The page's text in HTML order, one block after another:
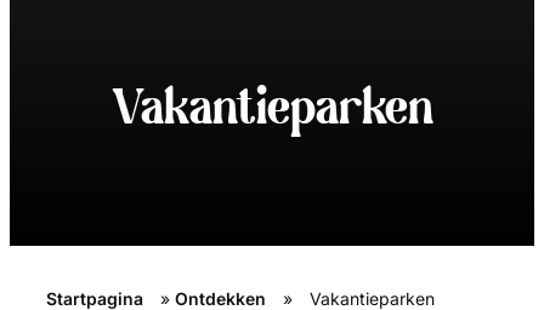
Vakantieparken
Startpagina » Ontdekken » Vakantieparken